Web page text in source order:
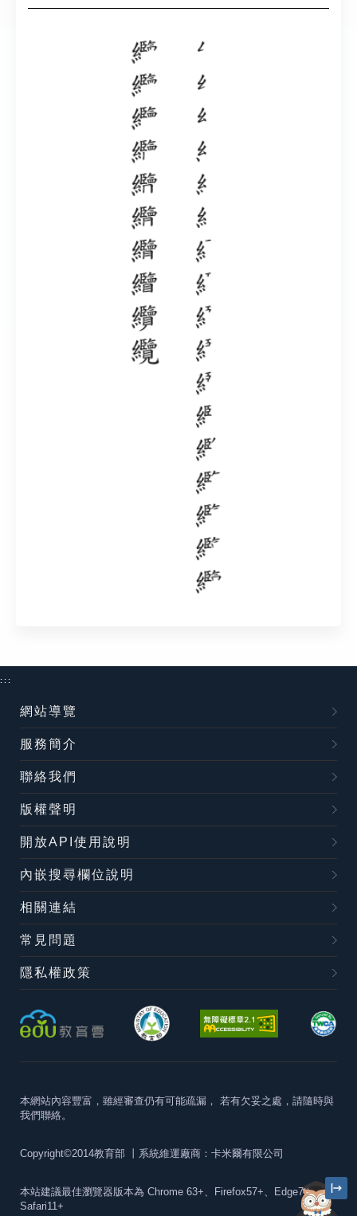
:::
網站導覽
服務簡介
聯絡我們
版權聲明
開放API使用說明
內嵌搜尋欄位說明
相關連結
常見問題
隱私權政策
本網站內容豐富，雖經審查仍有可能疏漏， 若有欠妥之處，請隨時與
我們聯絡。
Copyright©2014教育部 丨系統維運廠商：卡米爾有限公司
本站建議最佳瀏覽器版本為 Chrome 63+、Firefox57+、Edge79+及
Safari11+